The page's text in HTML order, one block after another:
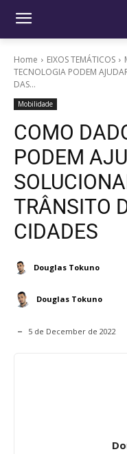
Home EIXOS TEMÁTICOS
TECNOLOGIA PODEM
DAS...
Mobilidade
COMO
PODEM
TRÂNSITO
CIDADES
Douglas Tokuno
Douglas Tokuno
5 de December de 2022